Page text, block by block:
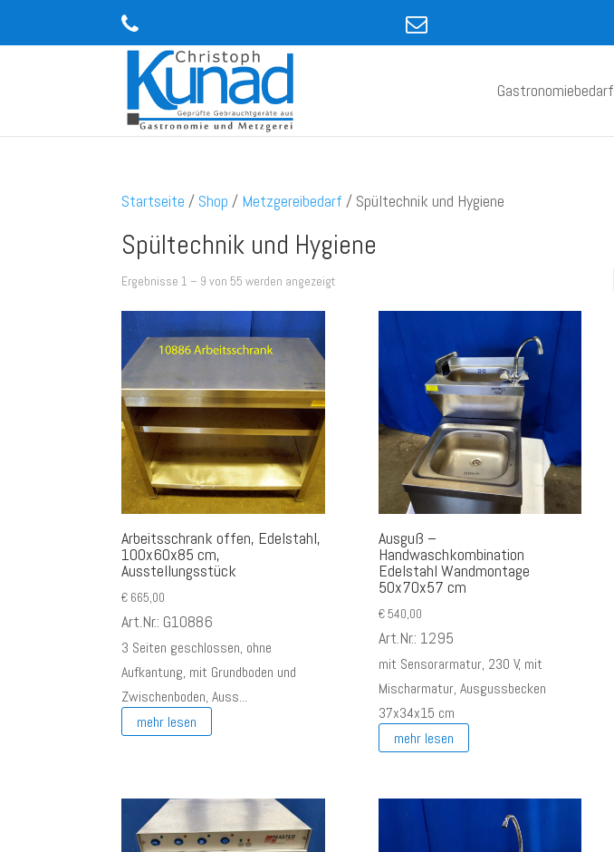
Gastronomiebedarf
Startseite / Shop / Metzgereibedarf / Spültechnik und Hygiene
Spültechnik und Hygiene
Ergebnisse 1 – 9 von 55 werden angezeigt
Arbeitsschrank offen, Edelstahl,
100x60x85 cm,
Ausstellungsstück
€ 665,00
Art.Nr.: G10886
3 Seiten geschlossen, ohne
Aufkantung, mit Grundboden und
Zwischenboden, Auss...
mehr lesen
Ausguß –
Handwaschkombination
Edelstahl Wandmontage
50x70x57 cm
€540,00
Art.Nr.: 1295
mit Sensorarmatur, 230 V, mit
Mischarmatur, Ausgussbecken
37x34x15 cm
mehr lesen